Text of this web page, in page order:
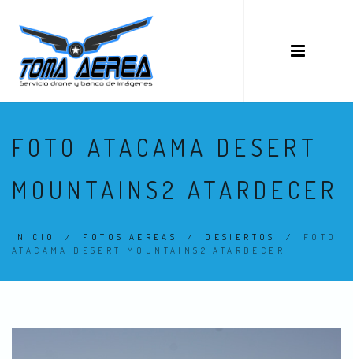
FOTO ATACAMA DESERT
MOUNTAINS2 ATARDECER
INICIO / FOTOS AEREAS / DESIERTOS / FOTO
ATACAMA DESERT MOUNTAINS2 ATARDECER